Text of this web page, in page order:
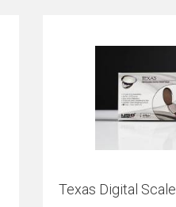
Texas Digital Scale